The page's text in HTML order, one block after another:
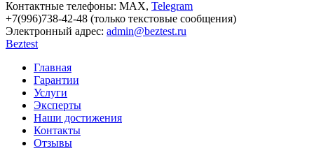
Контактные телефоны: МАХ, Telegram
+7(996)738-42-48 (только текстовые сообщения)
Электронный адрес: admin@beztest.ru
Beztest
Главная
Гарантии
Услуги
Эксперты
Наши достижения
Контакты
Отзывы